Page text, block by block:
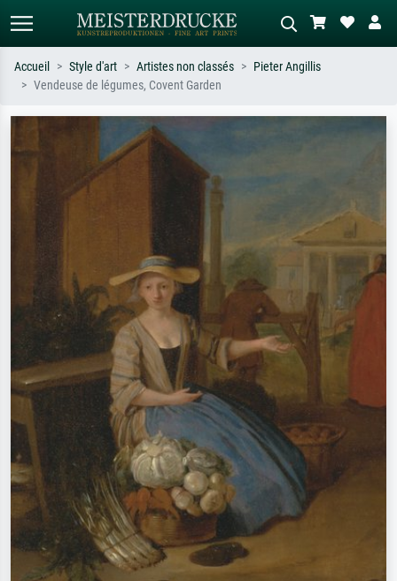
Recherchez par artiste, titre ou style –
ex. Monet, Nuit étoilée,
impressionnisme, vague de Hokusai,
Accueil Style d'art Artistes non classés
Pieter Angillis
Vendeuse de légumes, Covent Garden